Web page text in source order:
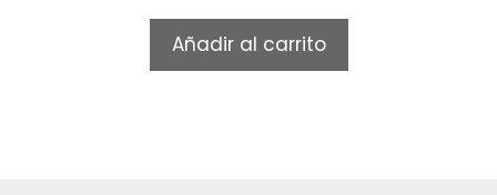
o
f
5
Añadir al carrito